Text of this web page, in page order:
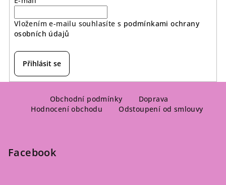
Vložením e-mailu souhlasíte s podmínkami ochrany
osobních údajů
Přihlásit se
Obchodní podmínky
Doprava
Hodnocení obchodu
Odstoupení od smlouvy
Facebook